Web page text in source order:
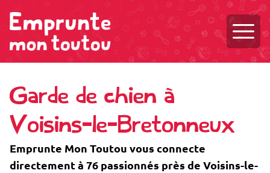
Garde de chien à
Voisins-le-Bretonneux
Emprunte Mon Toutou vous connecte
directement à 76 passionnés près de Voisins-le-